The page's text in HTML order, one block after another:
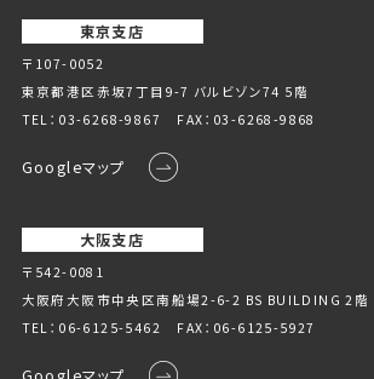
東京支店
〒107-0052
東京都港区赤坂7丁目9-7 バルビゾン74 5階
TEL： 03-6268-9867 FAX：03-6268-9868
Googleマップ
大阪支店
〒542-0081
大阪府大阪市中央区南船場2-6-2 BS BUILDING 2階
TEL： 06-6125-5462 FAX：06-6125-5927